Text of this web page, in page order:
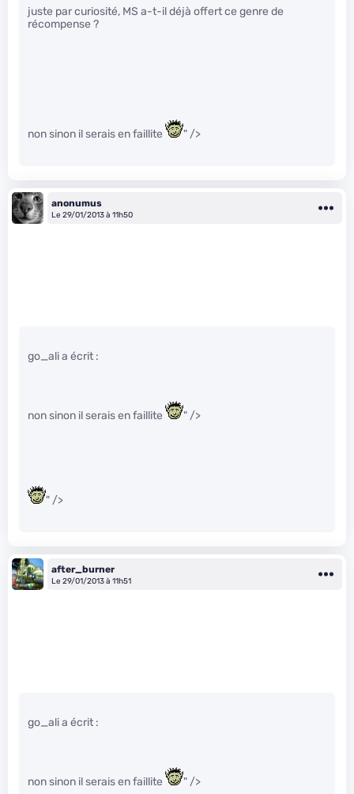
juste par curiosité, MS a-t-il déjà offert ce genre de
récompense ?
non sinon il serais en faillite " />
anonumus
Le 29/01/2013 à 11h50
go_ali a écrit :
non sinon il serais en faillite " />
" />
after_burner
Le 29/01/2013 à 11h51
go_ali a écrit :
non sinon il serais en faillite " />